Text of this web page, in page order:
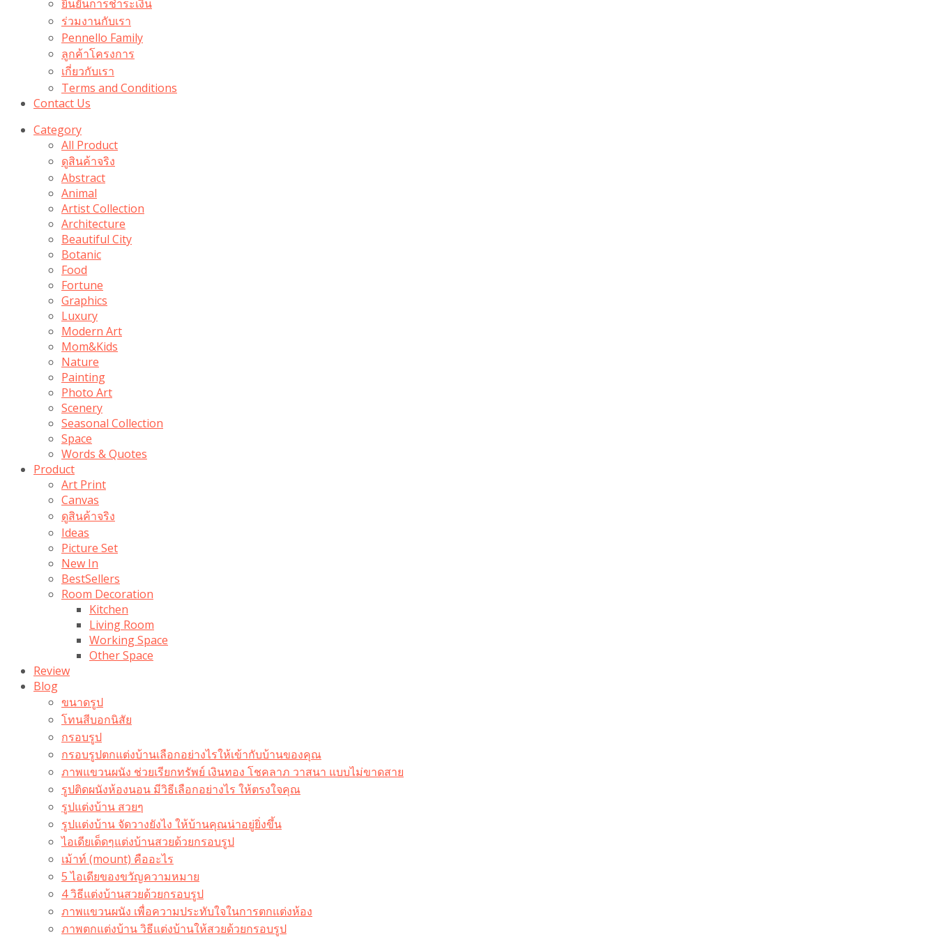
ยืนยันการชำระเงิน
ร่วมงานกับเรา
Pennello Family
ลูกค้าโครงการ
เกี่ยวกับเรา
Terms and Conditions
Contact Us
Category
All Product
ดูสินค้าจริง
Abstract
Animal
Artist Collection
Architecture
Beautiful City
Botanic
Food
Fortune
Graphics
Luxury
Modern Art
Mom&Kids
Nature
Painting
Photo Art
Scenery
Seasonal Collection
Space
Words & Quotes
Product
Art Print
Canvas
ดูสินค้าจริง
Ideas
Picture Set
New In
BestSellers
Room Decoration
Kitchen
Living Room
Working Space
Other Space
Review
Blog
ขนาดรูป
โทนสีบอกนิสัย
กรอบรูป
กรอบรูปตกแต่งบ้านเลือกอย่างไรให้เข้ากับบ้านของคุณ
ภาพแขวนผนัง ช่วยเรียกทรัพย์ เงินทอง โชคลาภ วาสนา แบบไม่ขาดสาย
รูปติดผนังห้องนอน มีวิธีเลือกอย่างไร ให้ตรงใจคุณ
รูปแต่งบ้าน สวยๆ
รูปแต่งบ้าน จัดวางยังไง ให้บ้านคุณน่าอยู่ยิ่งขึ้น
ไอเดียเด็ดๆแต่งบ้านสวยด้วยกรอบรูป
เม้าท์ (mount) คืออะไร​
5 ไอเดียของขวัญความหมาย
4 วิธีแต่งบ้านสวยด้วยกรอบรูป
ภาพแขวนผนัง เพื่อความประทับใจในการตกแต่งห้อง
ภาพตกแต่งบ้าน วิธีแต่งบ้านให้สวยด้วยกรอบรูป